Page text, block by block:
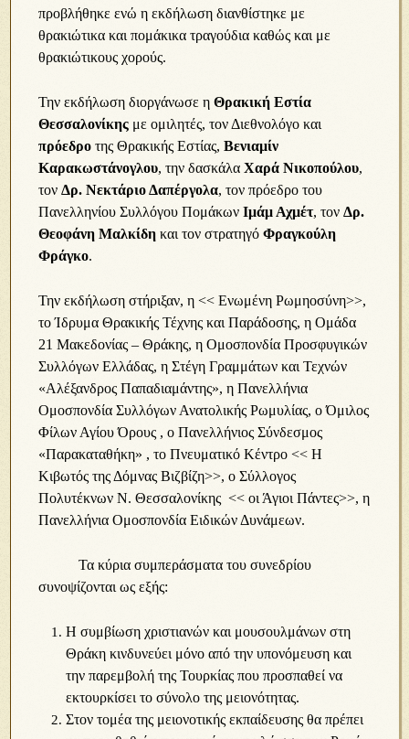
προβλήθηκε ενώ η εκδήλωση διανθίστηκε με
θρακιώτικα και πομάκικα τραγούδια καθώς και με
θρακιώτικους χορούς.
Την εκδήλωση διοργάνωσε ηΘρακική Εστία
Θεσσαλονίκης με ομιλητές, τον Διεθνολόγο και
πρόεδρο της Θρακικής Εστίας,Βενιαμίν
Καρακωστάνογλου, την δασκάλαΧαρά Νικοπούλου,
τονΔρ. Νεκτάριο Δαπέργολα, τον πρόεδρο του
Πανελληνίου Συλλόγου ΠομάκωνΙμάμ Αχμέτ, τονΔρ.
Θεοφάνη Μαλκίδη και τον στρατηγόΦραγκούλη
Φράγκο.
Την εκδήλωση στήριξαν, η << Ενωμένη Ρωμηοσύνη>>,
το Ίδρυμα Θρακικής Τέχνης και Παράδοσης, η Ομάδα
21 Μακεδονίας – Θράκης, η Ομοσπονδία Προσφυγικών
Συλλόγων Ελλάδας, η Στέγη Γραμμάτων και Τεχνών
«Αλέξανδρος Παπαδιαμάντης», η Πανελλήνια
Ομοσπονδία Συλλόγων Ανατολικής Ρωμυλίας, ο Όμιλος
Φίλων Αγίου Όρους , ο Πανελλήνιος Σύνδεσμος
«Παρακαταθήκη» , το Πνευματικό Κέντρο << Η
Κιβωτός της Δόμνας Βιζβίζη>>, ο Σύλλογος
Πολυτέκνων Ν. Θεσσαλονίκης << οι Άγιοι Πάντες>>, η
Πανελλήνια Ομοσπονδία Ειδικών Δυνάμεων.
Τα κύρια συμπεράσματα του συνεδρίου
συνοψίζονται ως εξής:
Η συμβίωση χριστιανών και μουσουλμάνων στη
Θράκη κινδυνεύει μόνο από την υπονόμευση και
την παρεμβολή της Τουρκίας που προσπαθεί να
εκτουρκίσει το σύνολο της μειονότητας.
Στον τομέα της μειονοτικής εκπαίδευσης θα πρέπει